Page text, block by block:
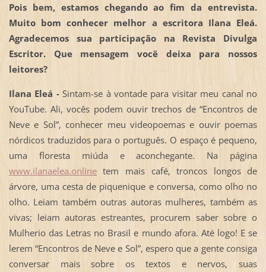
Pois bem, estamos chegando ao fim da entrevista.
Muito bom conhecer melhor a escritora Ilana Eleá.
Agradecemos sua participação na Revista Divulga
Escritor. Que mensagem você deixa para nossos
leitores?
Ilana Eleá -Sintam-se à vontade para visitar meu canal no
YouTube. Ali, vocês podem ouvir trechos de “Encontros de
Neve e Sol”, conhecer meu videopoemas e ouvir poemas
nórdicos traduzidos para o português. O espaço é pequeno,
uma floresta miúda e aconchegante. Na página
www.ilanaelea.onlinetem mais café, troncos longos de
árvore, uma cesta de piquenique e conversa, como olho no
olho. Leiam também outras autoras mulheres, também as
vivas; leiam autoras estreantes, procurem saber sobre o
Mulherio das Letras no Brasil e mundo afora. Até logo! E se
lerem “Encontros de Neve e Sol”, espero que a gente consiga
conversar mais sobre os textos e nervos, suas